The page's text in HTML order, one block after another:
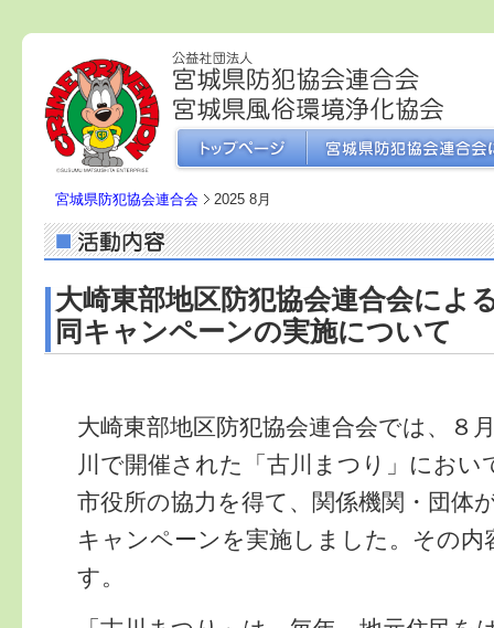
宮城県防犯協会連合会 2025 8月
大崎東部地区防犯協会連合会によ
同キャンペーンの実施について
大崎東部地区防犯協会連合会では、８
川で開催された「古川まつり」におい
市役所の協力を得て、関係機関・団体
キャンペーンを実施しました。その内
す。